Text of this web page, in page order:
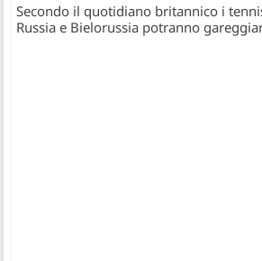
Secondo il quotidiano britannico i
Russia e Bielorussia potranno